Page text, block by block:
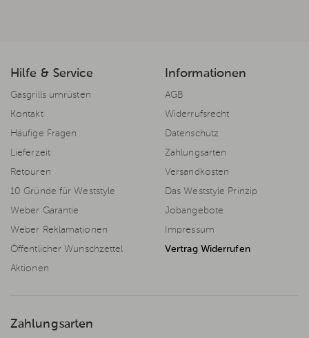
Hilfe & Service
Gasgrills umrüsten
Kontakt
Häufige Fragen
Lieferzeit
Retouren
10 Gründe für Weststyle
Weber Garantie
Weber Reklamationen
Öffentlicher Wunschzettel
Aktionen
Informationen
AGB
Widerrufsrecht
Datenschutz
Zahlungsarten
Versandkosten
Das Weststyle Prinzip
Jobangebote
Impressum
Vertrag Widerrufen
Zahlungsarten